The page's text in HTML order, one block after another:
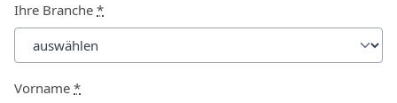
Ihre Branche *
Vorname *